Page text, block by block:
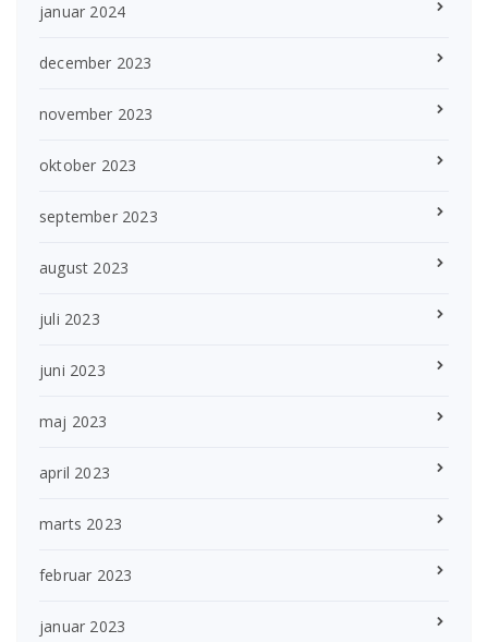
januar 2024
december 2023
november 2023
oktober 2023
september 2023
august 2023
juli 2023
juni 2023
maj 2023
april 2023
marts 2023
februar 2023
januar 2023